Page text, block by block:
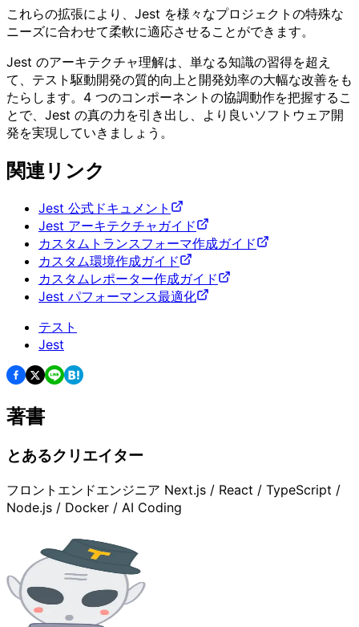
これらの拡張により、Jest を様々なプロジェクトの特殊な
ニーズに合わせて柔軟に適応させることができます。
Jest のアーキテクチャ理解は、単なる知識の習得を超え
て、テスト駆動開発の質的向上と開発効率の大幅な改善をも
たらします。4 つのコンポーネントの協調動作を把握するこ
とで、Jest の真の力を引き出し、より良いソフトウェア開
発を実現していきましょう。
関連リンク
Jest 公式ドキュメント
Jest アーキテクチャガイド
カスタムトランスフォーマ作成ガイド
カスタム環境作成ガイド
カスタムレポーター作成ガイド
Jest パフォーマンス最適化
テスト
Jest
著書
とあるクリエイター
フロントエンドエンジニア Next.js / React / TypeScript /
Node.js / Docker / AI Coding